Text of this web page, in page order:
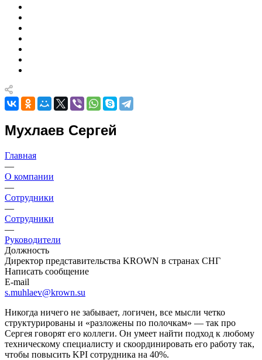
Мухлаев Сергей
Главная
—
О компании
—
Сотрудники
—
Сотрудники
—
Руководители
Должность
Директор представительства KROWN в странах СНГ
Написать сообщение
E-mail
s.muhlaev@krown.su
Никогда ничего не забывает, логичен, все мысли четко
структурированы и «разложены по полочкам» — так про
Сергея говорят его коллеги. Он умеет найти подход к любому
техническому специалисту и скоординировать его работу так,
чтобы повысить KPI сотрудника на 40%.